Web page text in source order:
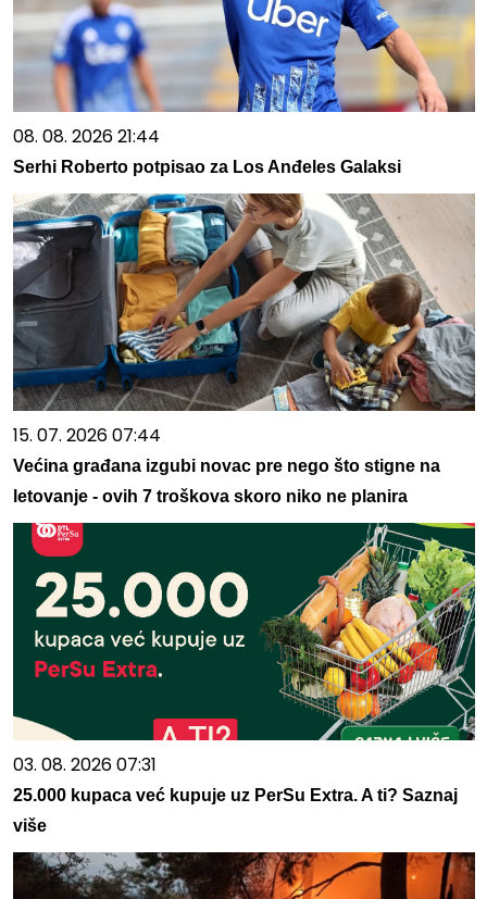
08. 08. 2026 21:44
Serhi Roberto potpisao za Los Anđeles Galaksi
15. 07. 2026 07:44
Većina građana izgubi novac pre nego što stigne na
letovanje - ovih 7 troškova skoro niko ne planira
03. 08. 2026 07:31
25.000 kupaca već kupuje uz PerSu Extra. A ti? Saznaj
više